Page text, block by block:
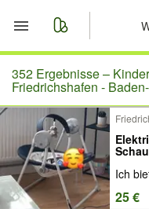
Start
Merkliste
Nachrichten
Anzeige
352 Ergebnisse –
Friedrichshafen -
Ich
25 €